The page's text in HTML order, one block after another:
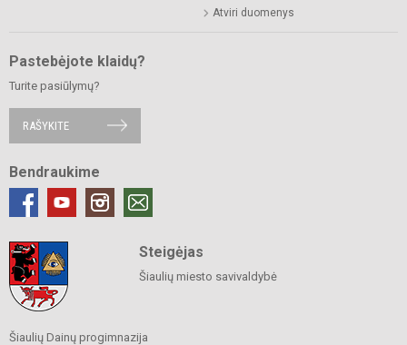
Atviri duomenys
Pastebėjote klaidų?
Turite pasiūlymų?
RAŠYKITE
Bendraukime
Steigėjas
Šiaulių miesto savivaldybė
Šiaulių Dainų progimnazija